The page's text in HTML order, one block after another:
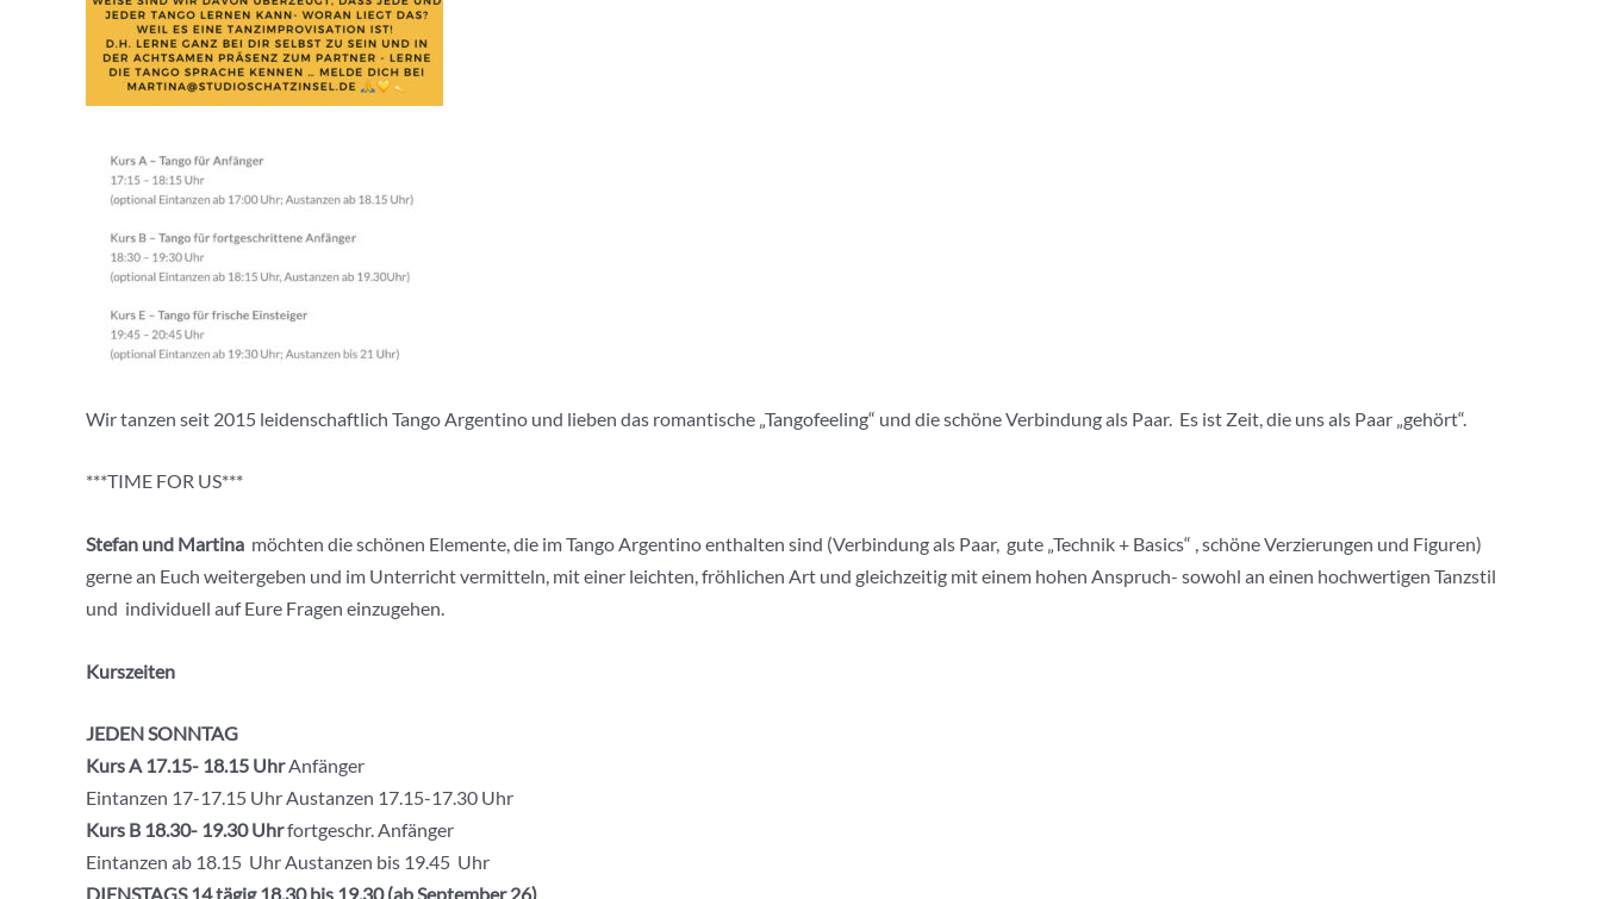
Wir tanzen seit 2015 leidenschaftlich Tango Argentino und lieben das romantische „Tangofeeling“ und die schöne Verbindung als Paar. Es ist Zeit, die uns als Paar „gehört“.
***TIME FOR US***
Stefan und Martina möchten die schönen Elemente, die im Tango Argentino enthalten sind (Verbindung als Paar, gute „Technik + Basics“ , schöne Verzierungen und Figuren)
gerne an Euch weitergeben und im Unterricht vermitteln, mit einer leichten, fröhlichen Art und gleichzeitig mit einem hohen Anspruch- sowohl an einen hochwertigen Tanzstil
und individuell auf Eure Fragen einzugehen.
Kurszeiten
JEDEN SONNTAG
Kurs A 17.15- 18.15 UhrAnfänger
Eintanzen 17-17.15 Uhr Austanzen 17.15-17.30 Uhr
Kurs B 18.30- 19.30 Uhrfortgeschr. Anfänger
Eintanzen ab 18.15 Uhr Austanzen bis 19.45 Uhr
DIENSTAGS 14 tägig 18.30 bis 19.30 (ab September 26)